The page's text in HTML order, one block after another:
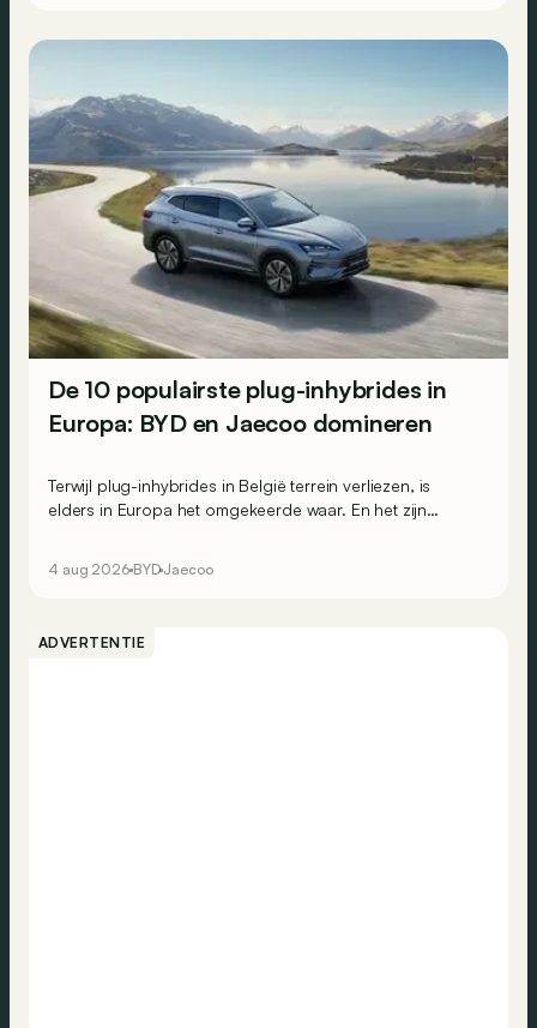
De 10 populairste plug-inhybrides in
Europa: BYD en Jaecoo domineren
Terwijl plug-inhybrides in België terrein verliezen, is
elders in Europa het omgekeerde waar. En het zijn
Europese PHEV-inschrijvingen komt uit China.
4 aug 2026 BYD Jaecoo
ADVERTENTIE